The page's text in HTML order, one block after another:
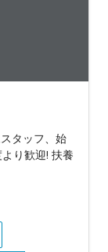
タッフ、始
り歓迎! 扶養